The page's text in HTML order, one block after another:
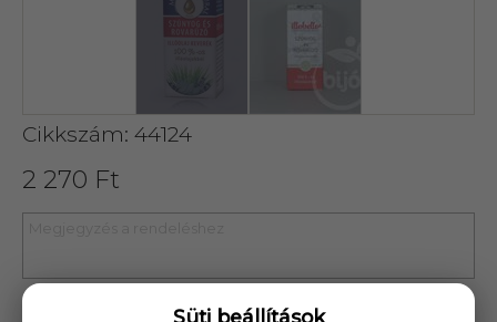
Cikkszám: 44124
2 270 Ft
Süti beállítások